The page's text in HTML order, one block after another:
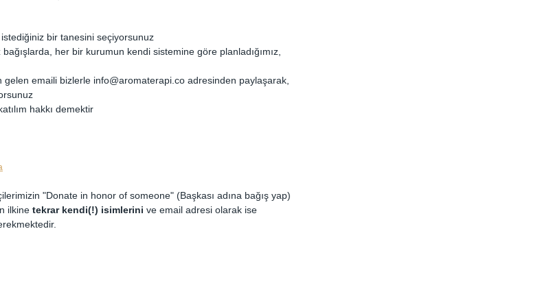
bir tanesini seçiyorsunuz
her bir kurumun kendi sistemine göre planladığımız,
emaili bizlerle info@aromaterapi.co adresinden paylaşarak,
hakkı demektir
"Donate in honor of someone" (Başkası adına bağış yap)
ilkine tekrar kendi(!) isimlerini ve email adresi olarak ise